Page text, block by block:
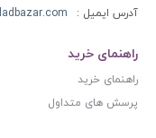
آدرس ایمیل :
راهنمای خرید
راهنمای خرید
پرسش های متداول